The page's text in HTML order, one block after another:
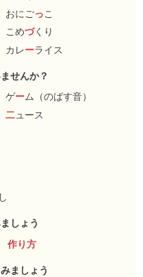
おにごっこ
こめづくり
カレーライス
せんか？
ゲーム（のばす音）
二ュース
しょう
作り方
ましょう